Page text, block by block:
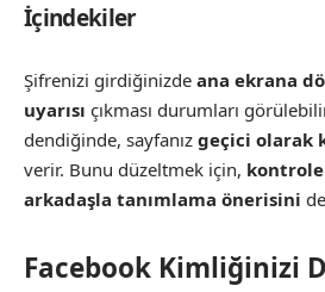
İçindekiler
Şifrenizi girdiğinizde ana ekrana
uyarısı çıkması durumları
dendiğinde, sayfanız geçici
verir. Bunu düzeltmek için,
arkadaşla tanımlama önerisini
Facebook Kimliğinizi